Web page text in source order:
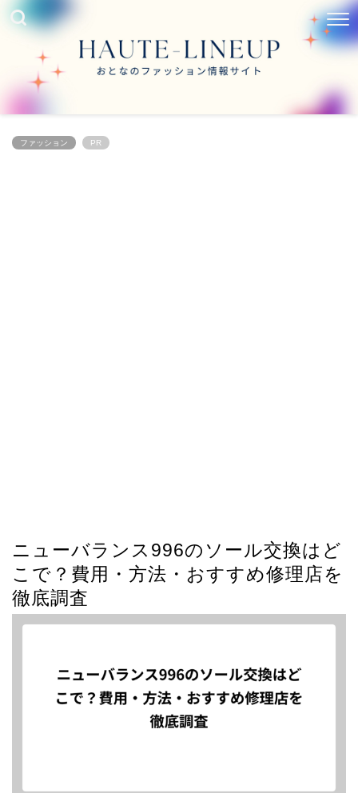
ファッション PR
ニューバランス996のソール交換はど
こで？費用・方法・おすすめ修理店を
徹底調査